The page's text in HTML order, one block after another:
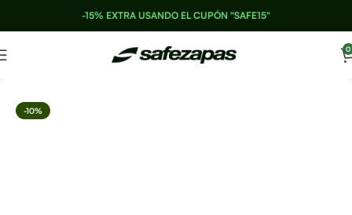
-15% EXTRA USANDO EL CUPÓN "SAFE15"
0
-10%